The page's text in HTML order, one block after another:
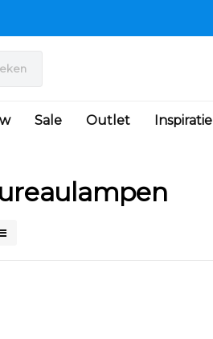
Sale Outlet Inspiratie